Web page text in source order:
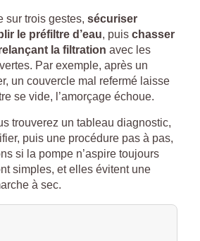
sur trois gestes, sécuriser
le préfiltre d’eau, puis chasser
la filtration avec les
Par exemple, après un
un couvercle mal refermé laisse
se vide, l’amorçage échoue.
trouverez un tableau diagnostic,
puis une procédure pas à pas,
si la pompe n’aspire toujours
simples, et elles évitent une
à sec.